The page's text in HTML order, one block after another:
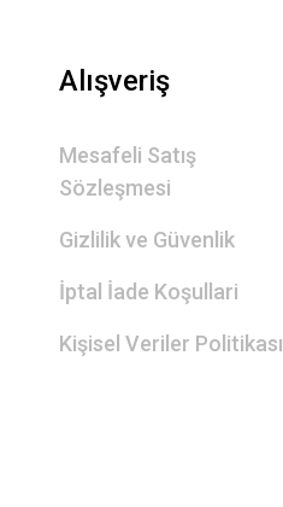
Alışveriş
Mesafeli Satış
Sözleşmesi
Gizlilik ve Güvenlik
İptal İade Koşullari
Kişisel Veriler Politikası